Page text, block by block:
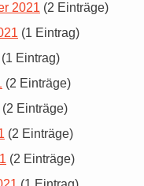
2021 (2 Einträge)
(1 Eintrag)
(1 Eintrag)
(2 Einträge)
(2 Einträge)
(2 Einträge)
(2 Einträge)